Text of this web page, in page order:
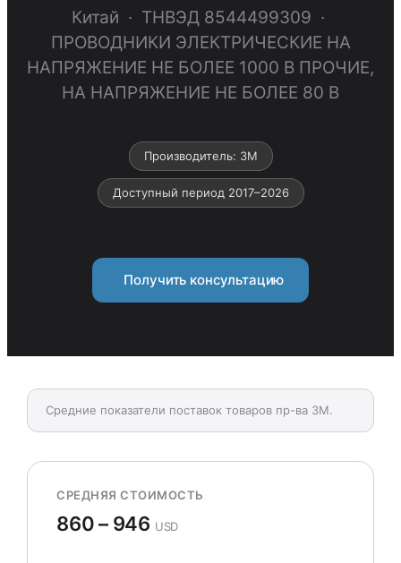
Китай · ТНВЭД 8544499309 ·
ПРОВОДНИКИ ЭЛЕКТРИЧЕСКИЕ НА
НАПРЯЖЕНИЕ НЕ БОЛЕЕ 1000 В ПРОЧИЕ,
НА НАПРЯЖЕНИЕ НЕ БОЛЕЕ 80 В
Производитель: 3M
Доступный период 2017–2026
Получить консультацию
Средние показатели поставок товаров пр-ва 3M.
СРЕДНЯЯ СТОИМОСТЬ
860 – 946 USD